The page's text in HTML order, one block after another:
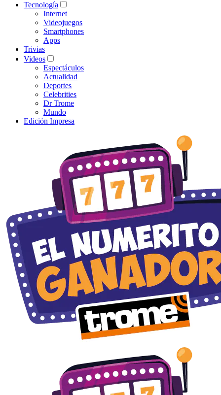
Tecnología
Internet
Videojuegos
Smartphones
Apps
Trivias
Videos
Espectáculos
Actualidad
Deportes
Celebrities
Dr Trome
Mundo
Edición Impresa